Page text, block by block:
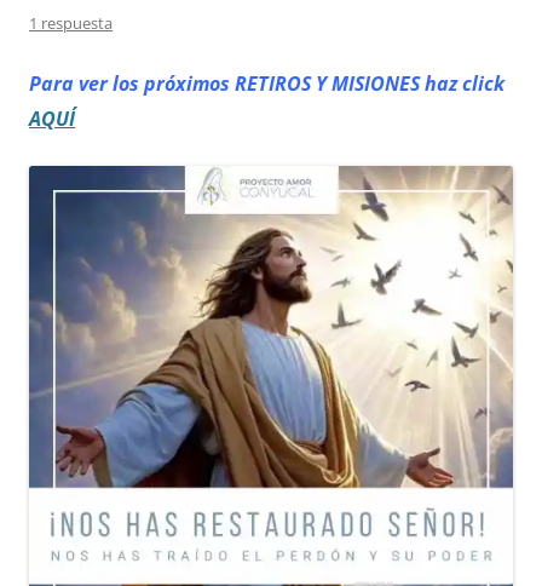
1 respuesta
Para ver los próximos RETIROSY MISIONES haz click
AQUÍ